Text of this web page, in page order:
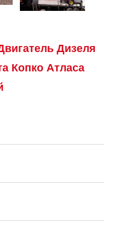
Дизеля
Копко Атласа